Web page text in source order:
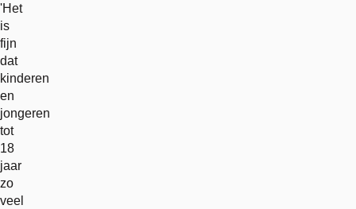
'Het
is
fijn
dat
kinderen
en
jongeren
tot
18
jaar
zo
veel